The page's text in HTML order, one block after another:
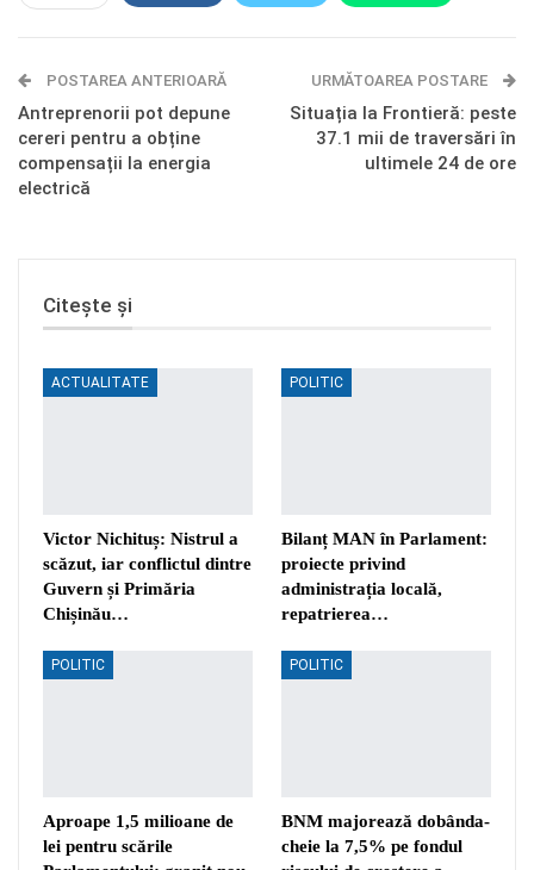
Telegram OK.ru
POSTAREA ANTERIOARĂ
Antreprenorii pot depune
cereri pentru a obține
compensații la energia
electrică
URMĂTOAREA POSTARE
Situația la Frontieră: peste
37.1 mii de traversări în
ultimele 24 de ore
Citește și
ACTUALITATE
Victor Nichituș: Nistrul a
scăzut, iar conflictul dintre
Guvern și Primăria
Chișinău…
POLITIC
Bilanț MAN în Parlament:
proiecte privind
administrația locală,
repatrierea…
POLITIC
Aproape 1,5 milioane de
lei pentru scările
POLITIC
BNM majorează dobânda-
cheie la 7,5% pe fondul